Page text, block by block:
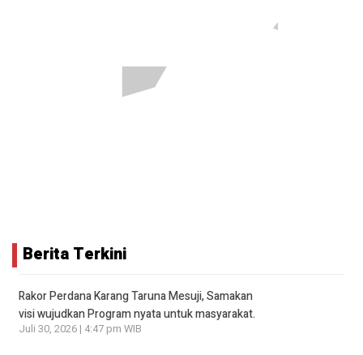
Berita Terkini
Rakor Perdana Karang Taruna Mesuji, Samakan
visi wujudkan Program nyata untuk masyarakat.
Juli 30, 2026 | 4:47 pm WIB